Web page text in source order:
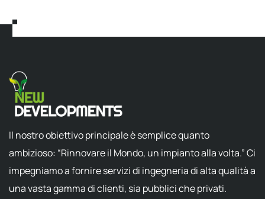
Il nostro obiettivo principale è semplice quanto
ambizioso: “Rinnovare il Mondo, un impianto alla volta.” Ci
impegniamo a fornire servizi di ingegneria di alta qualità a
una vasta gamma di clienti, sia pubblici che privati.